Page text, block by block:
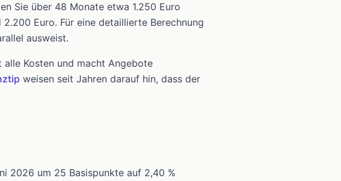
Sie über 48 Monate etwa 1.250 Euro
Euro. Für eine detaillierte Berechnung
ausweist.
Kosten und macht Angebote
weisen seit Jahren darauf hin, dass der
2026 um 25 Basispunkte auf 2,40 %